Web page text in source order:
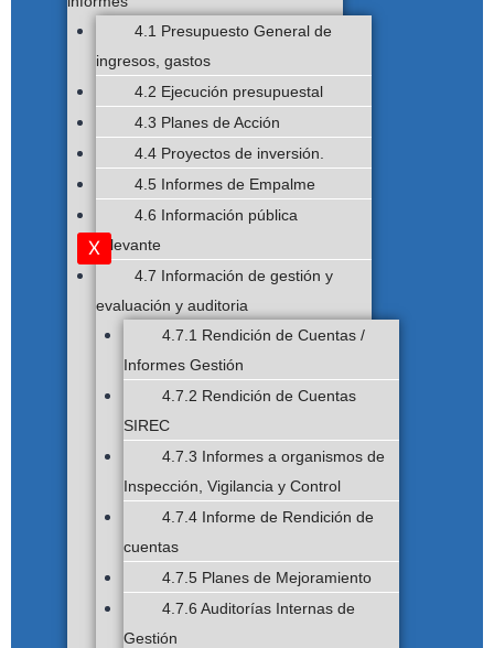
4.1 Presupuesto General de
ingresos, gastos
4.2 Ejecución presupuestal
4.3 Planes de Acción
4.4 Proyectos de inversión.
4.5 Informes de Empalme
4.6 Información pública
relevante
4.7 Información de gestión y
evaluación y auditoria
4.7.1 Rendición de Cuentas /
Informes Gestión
4.7.2 Rendición de Cuentas
SIREC
4.7.3 Informes a organismos de
Inspección, Vigilancia y Control
4.7.4 Informe de Rendición de
cuentas
4.7.5 Planes de Mejoramiento
4.7.6 Auditorías Internas de
Gestión
X